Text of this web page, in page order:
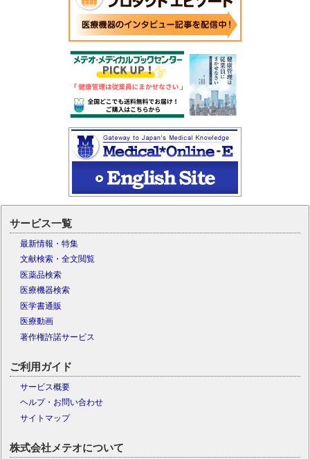
サービス一覧
最新情報・特集
文献検索・全文閲覧
医薬品検索
医療機器検索
医学書通販
医療動画
著作権許諾サービス
ご利用ガイド
サービス概要
ヘルプ・お問い合わせ
サイトマップ
株式会社メテオについて